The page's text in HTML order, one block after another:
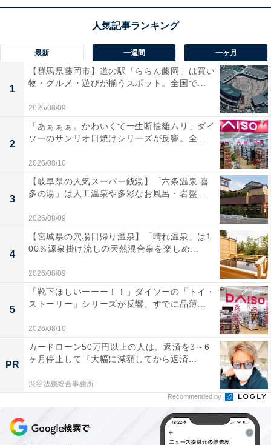
日本の老舗かばんメーカー「エース」が手掛ける、使い
勝手の良さを極めた多機能スーツケース
オープンなので狭い部屋でも開閉しやすくなっていま
す。旅先で荷物が増えても安心な「容量拡張（エキスパ
ンダブル）機能」や、電車やバスの車内で勝手に転がっ
ていくのを防ぐ
など、日本メ
ーカーらしい細やかな配慮が満載。
さらに、旋回性に優れた静音ダブルホイールを採用して
おり、移動のストレスを最小限に抑えてくれる、まさに
「旅の不満」を解消するために生まれたような一台で
す！
エース「サルートン」の口コミは？
エース「サルートン」には以下のような口コミが寄せら
れています。
フロントポケットが本当に便利。保安検査場でノー
トPCを出す時も、わざわざスーツケースを広げな
くて済むので重宝しています
キャスターストッパーが想像以上に役立ちます。揺
れる電車の中でも手を離しておけるので、移動中の
疲れが全然違いますね
最新 一週間 一ヶ月
1
【群馬県藤岡市】道の駅「ららん藤岡」は買い
物・グルメ・遊びが揃うスポット。全国で...
2026/08/09
2
「あぁぁぁ。かわいくて一生断捨離ムリ」ダイ
ソーのサンリオ日焼けシリーズが反響。全...
2026/08/10
3
【岐阜県の人気スーパー銭湯】「六条温泉 喜
多の湯」は人工温泉や多彩なお風呂・岩盤...
2026/08/09
4
【宮城県の穴場日帰り温泉】「晴れ温泉」は1
00％源泉掛け流しの天然混合泉を楽しめ...
2026/08/09
5
「靴下ほしいーーー！！」ダイソーの「トイ・
ストーリー」シリーズが反響。すでに品薄...
2026/08/10
PR
カードローン50万円以上の人は、返済を3～6
ヶ月停止して『大幅に減額してから返済...
渋谷法務総合事務所
Recommended by